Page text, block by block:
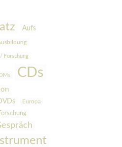
Aufs
Forschung
CDs
Europa